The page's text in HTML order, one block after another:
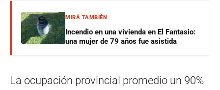
MIRÁ TAMBIÉN
Incendio en una vivienda en El Fantasio:
una mujer de 79 años fue asistida
La ocupación provincial promedio un 90%